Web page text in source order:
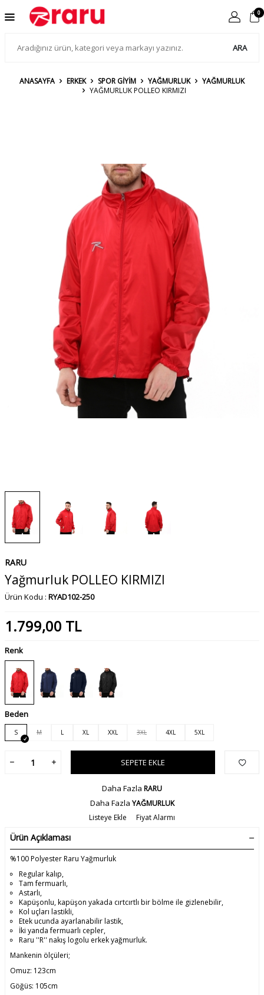
ARA
0
ANASAYFA ERKEK SPOR GİYİM YAĞMURLUK
YAĞMURLUK
YAĞMURLUK POLLEO KIRMIZI
RARU
Yağmurluk POLLEO KIRMIZI
Ürün Kodu : RYAD102-250
1.799,00 TL
Renk
Beden
S M L XL XXL 3XL 4XL 5XL
SEPETE EKLE
Daha Fazla RARU
Daha Fazla YAĞMURLUK
Listeye Ekle
Fiyat Alarmı
Ürün Açıklaması
%100 Polyester Raru Yağmurluk
Regular kalıp,
Tam fermuarlı,
Astarlı,
Kapüşonlu, kapüşon yakada cırtcırtlı bir bölme ile gizlenebilir,
Kol uçları lastikli,
Etek ucunda ayarlanabilir lastik,
İki yanda fermuarlı cepler,
Raru ''R'' nakış logolu erkek yağmurluk.
Mankenin ölçüleri;
Omuz: 123cm
Göğüs: 105cm